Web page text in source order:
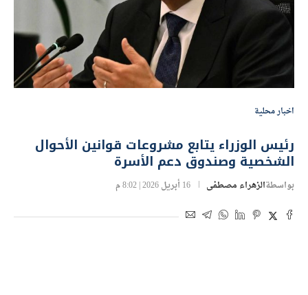
اخبار محلية
رئيس الوزراء يتابع مشروعات قوانين الأحوال
الشخصية وصندوق دعم الأسرة
بواسطةالزهراء مصطفى 16 أبريل 2026 | 8:02 م